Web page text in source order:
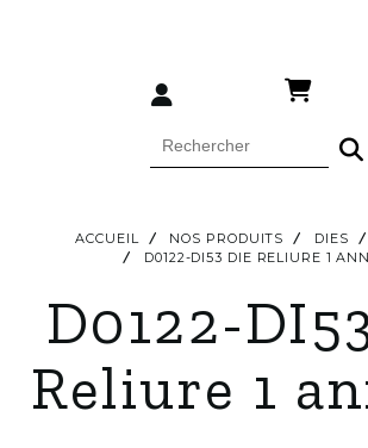
ACCUEIL NOS PRODUITS DIES
D0122-DI53 DIE RELIURE 1
D0122-
Reliure 1